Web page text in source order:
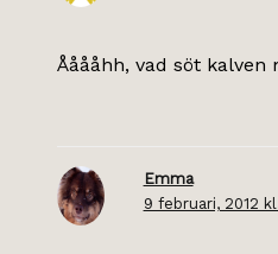
Ååååhh, vad söt kalven
Emma
9 februari, 2012